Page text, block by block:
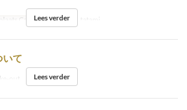
Categorie Inside tatami
Lees verder
いて
out Lees verder